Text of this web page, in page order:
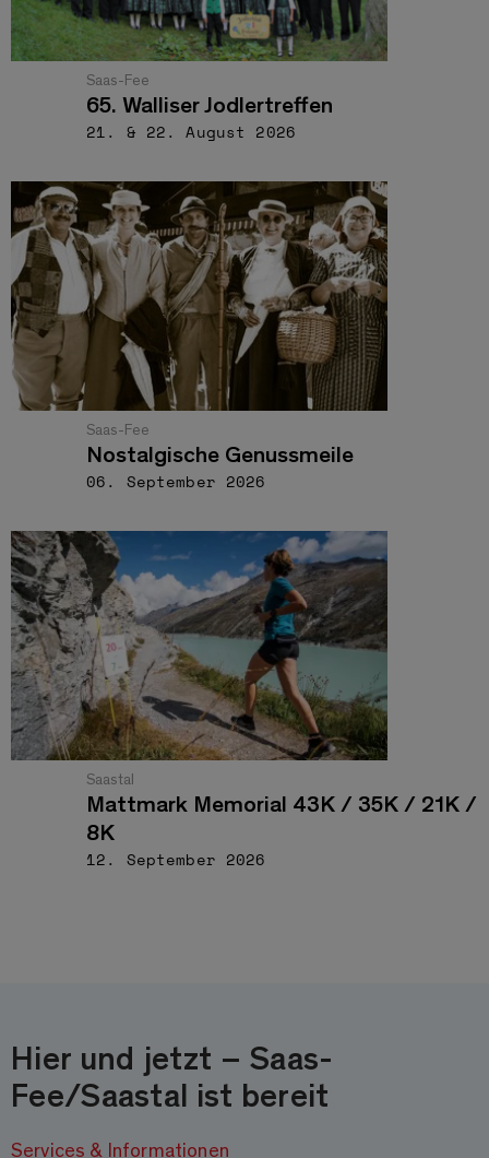
Saas-Fee
65. Walliser Jodlertreffen
21. & 22. August 2026
Saas-Fee
Nostalgische Genussmeile
06. September 2026
Saastal
Mattmark Memorial 43K / 35K / 21K /
8K
12. September 2026
Hier und jetzt – Saas-
Fee/Saastal ist bereit
Services & Informationen